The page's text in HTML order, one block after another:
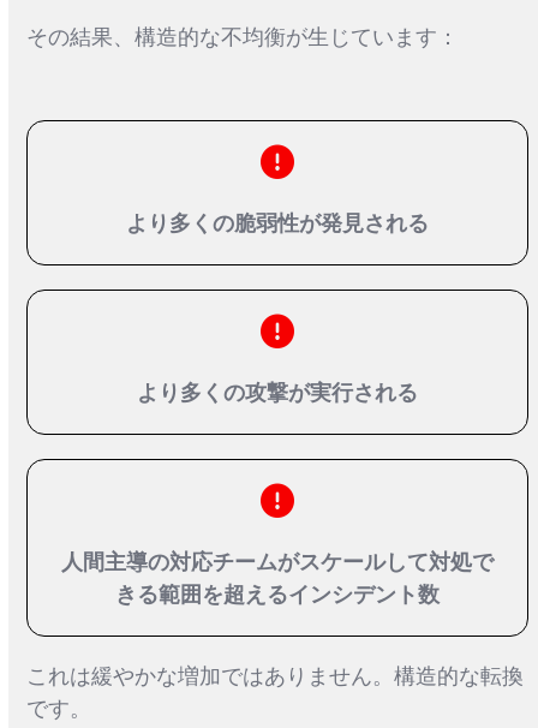
その結果、構造的な不均衡が生じています：
より多くの脆弱性が発見される
より多くの攻撃が実行される
人間主導の対応チームがスケールして対処で
きる範囲を超えるインシデント数
これは緩やかな増加ではありません。構造的な転換
です。